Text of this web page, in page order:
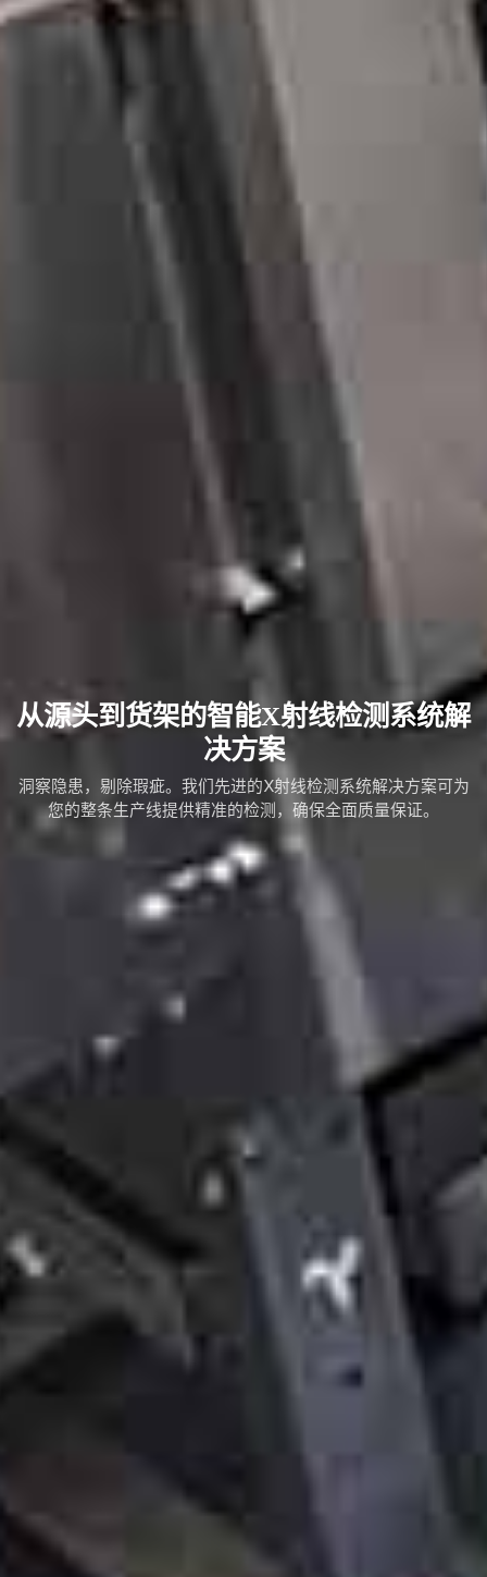
从源头到货架的智能X射线检测系统解
决方案
洞察隐患，剔除瑕疵。我们先进的X射线检测系统解决方案可为
您的整条生产线提供精准的检测，确保全面质量保证。